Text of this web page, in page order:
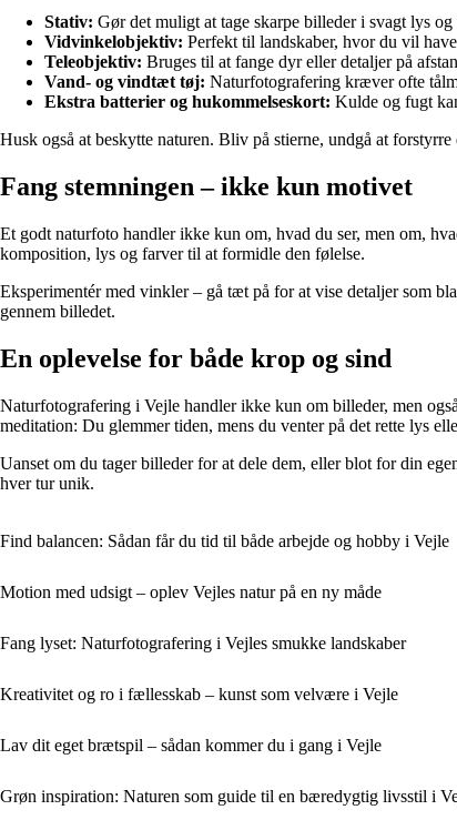
Stativ: Gør det muligt at tage skarpe billeder i svagt lys og
Vidvinkelobjektiv: Perfekt til landskaber, hvor du vil
Teleobjektiv: Bruges til at fange dyr eller detaljer på
Vand- og vindtæt tøj: Naturfotografering kræver ofte
Ekstra batterier og hukommelseskort: Kulde og fugt
Husk også at beskytte naturen. Bliv på stierne, undgå at
Fang stemningen – ikke kun motivet
Et godt naturfoto handler ikke kun om, hvad du ser, men om,
komposition, lys og farver til at formidle den følelse.
Eksperimentér med vinkler – gå tæt på for at vise detaljer som
gennem billedet.
En oplevelse for både krop og sind
Naturfotografering i Vejle handler ikke kun om billeder, men
meditation: Du glemmer tiden, mens du venter på det rette lys
Uanset om du tager billeder for at dele dem, eller blot for din
hver tur unik.
Find balancen: Sådan får du tid til både arbejde og hobby i Vejle
Motion med udsigt – oplev Vejles natur på en ny måde
Fang lyset: Naturfotografering i Vejles smukke landskaber
Kreativitet og ro i fællesskab – kunst som velvære i Vejle
Lav dit eget brætspil – sådan kommer du i gang i Vejle
Grøn inspiration: Naturen som guide til en bæredygtig livsstil i